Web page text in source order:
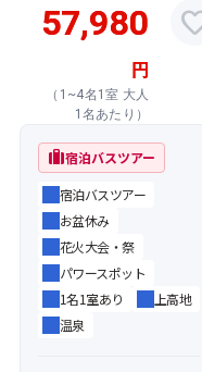
57,980
円
（1~4名1室 大人
1名あたり）
trip宿泊バスツアー
宿泊バスツアー
お盆休み
花火大会・祭
パワースポット
1名1室あり
上高地
温泉